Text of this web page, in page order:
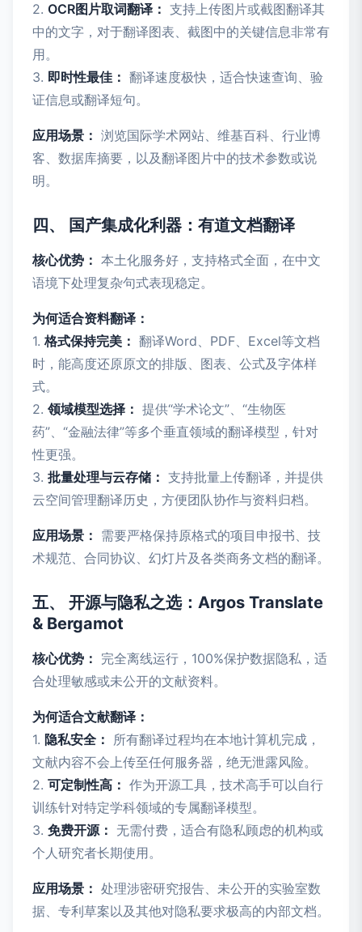
2. OCR图片取词翻译： 支持上传图片或截图翻译其
中的文字，对于翻译图表、截图中的关键信息非常有
用。
3. 即时性最佳： 翻译速度极快，适合快速查询、验
证信息或翻译短句。
应用场景： 浏览国际学术网站、维基百科、行业博
客、数据库摘要，以及翻译图片中的技术参数或说
明。
四、 国产集成化利器：有道文档翻译
核心优势： 本土化服务好，支持格式全面，在中文
语境下处理复杂句式表现稳定。
为何适合资料翻译：
1. 格式保持完美： 翻译Word、PDF、Excel等文档
时，能高度还原原文的排版、图表、公式及字体样
式。
2. 领域模型选择： 提供“学术论文”、“生物医
药”、“金融法律”等多个垂直领域的翻译模型，针对
性更强。
3. 批量处理与云存储： 支持批量上传翻译，并提供
云空间管理翻译历史，方便团队协作与资料归档。
应用场景： 需要严格保持原格式的项目申报书、技
术规范、合同协议、幻灯片及各类商务文档的翻译。
五、 开源与隐私之选：Argos Translate
& Bergamot
核心优势： 完全离线运行，100%保护数据隐私，适
合处理敏感或未公开的文献资料。
为何适合文献翻译：
1. 隐私安全： 所有翻译过程均在本地计算机完成，
文献内容不会上传至任何服务器，绝无泄露风险。
2. 可定制性高： 作为开源工具，技术高手可以自行
训练针对特定学科领域的专属翻译模型。
3. 免费开源： 无需付费，适合有隐私顾虑的机构或
个人研究者长期使用。
应用场景： 处理涉密研究报告、未公开的实验室数
据、专利草案以及其他对隐私要求极高的内部文档。